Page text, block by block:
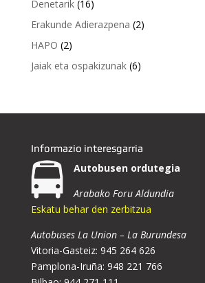
Denetarik(16)
Erakunde Adierazpena (2)
HAPO (2)
Jaiak eta ospakizunak(6)
Informazio interesgarria
Autobusen ordutegia
Arabako Foru Aldundia
Eskatu behar den zerbitzua
Autobuses La Union – La Burundesa
Vitoria-Gasteiz: 945 264 626
Pamplona-Iruña: 948 221 766